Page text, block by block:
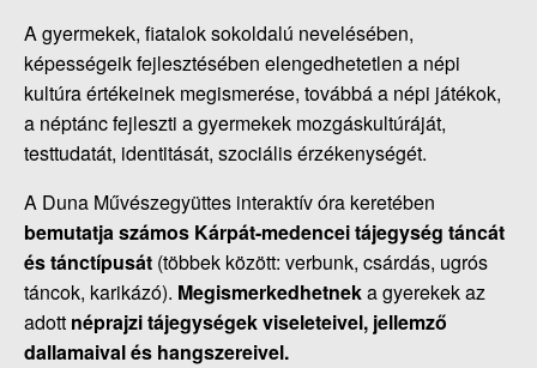
A gyermekek, fiatalok sokoldalú nevelésében,
képességeik fejlesztésében elengedhetetlen a népi
kultúra értékeinek megismerése, továbbá a népi játékok,
a néptánc fejleszti a gyermekek mozgáskultúráját,
testtudatát, identitását, szociális érzékenységét.
A Duna Művészegyüttes interaktív óra keretében
bemutatja számos Kárpát-medencei tájegység táncát
és tánctípusát (többek között: verbunk, csárdás, ugrós
táncok, karikázó). Megismerkedhetneka gyerekek az
adott néprajzi tájegységek viseleteivel, jellemző
dallamaival és hangszereivel.